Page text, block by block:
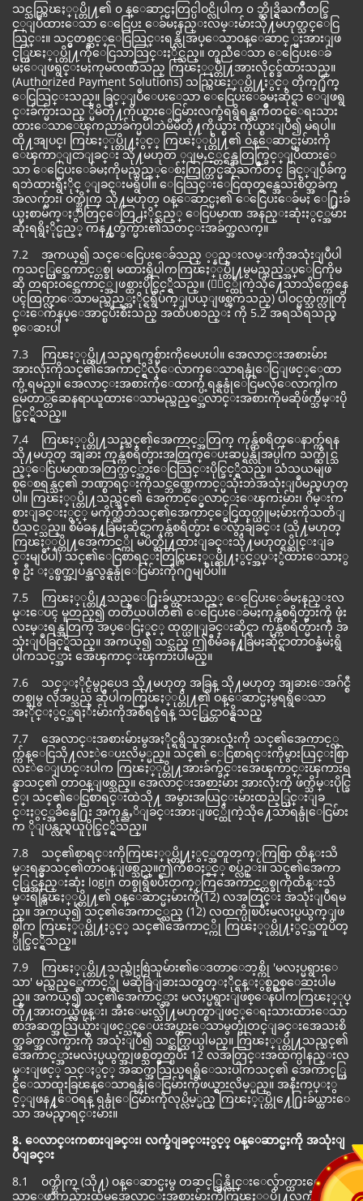
သင္သည္ကြၽႏ္ုပ္တို႔၏ ၀ န္ေဆာင္မႈတြင္ပါဝင္လိုပါက ၀ ဘ္ဆိုဒ္ရွိႀကိဳတင္ခြ
င့္ျပဳထားေသာ ေငြေပး ေခ်မႈနည္းလမ္းမ်ားသို႔မဟုတ္သင္ေငြ
သြင္း။ သင္မွတစ္ဆင့္ေငြသြင္းရန္လိုအပ္ေသာဝန္ေဆာင္ ္မႈအားျဖ
င့္ကြၽႏ္ုပ္တို႔ကိုေငြသာသြင္းႏိုင္သည္။ တူညီေသာ ေငြေပးေခ်
မႈေျဖရွင္းမႈကုမၸဏီသည္ ကြၽႏ္ုပ္တို႔အားလိုင္စင္ခ်ထားသည္။
(Authorized Payment Solutions) သည္ကြၽႏ္ုပ္တို႔ႏွင့္ တိုက္႐ိုက္
ေငြသြင္းသည္။ ခြင့္ျပဳေပးေသာ ေငြေပးေခ်မႈဆိုင္ရာ ေျဖရွ
င္းခ်က္မ်ားသည္ ္မိမိတို႔ကိုယ္စားေငြမ်ားလက္ခံရရွိရန္ႀကိဳတင္ေရးသား
ထားေသာေၾကညာခ်က္မပါဘဲမိမိတို႔ကိုယ္စား ကိုယ္စားျပဳ၍ မရပါ။
ထို႔အျပင္၊ ကြၽႏ္ုပ္တို႔ႏွင့္ ကြၽႏ္ုပ္တို႔၏ ဝန္ေဆာင္မႈမ်ားကို
ေၾကာ္ျငာျခင္း သို႔မဟုတ ္ျမႇင့္တင္ရန္အတြက္ခြင့္ျပဳထားေ
သာ ေငြေပးေခ်မႈကိုမည္သည့္ေစ်းကြက္တြင္မဆိုႀကိဳတင္ ခြင့္ျပဳခ်က္မ
ရဘဲထားရွိႏိုင္ ္ျခင္းမရွိပါ။ ေငြသြင္းေငြထုတ္ရန္အေသးစိတ္အခ်က္
အလက္မ်ား၊ ဝက္ဘ္ဆိုက္ သို႔မဟုတ္ ဝန္ေဆာင္မႈ၏ ေငြေပးေခ်မႈ ေ႐ြးခ်
ယ္မႈစာမ်က္ႏွာတြင္ေတြ႕ႏိုင္သည့္ ေငြပမာဏ အနည္းဆုံးႏွင့္အမ်ား
ဆုံးရရွိႏိုင္မည့္ ကန႔္သတ္ခ်က္မ်ား၏သတင္းအခ်က္အလက္။
7.2 အကယ္၍ သင္ေငြေပးေခ်သည္ ့္နည္းလမ္းကိုအသုံးျပဳပါ
ကသင့္တြင္အေကာင့္တစ္ခု မထားရွိပါကကြၽႏ္ုပ္တို႔မွမည္သည့္အပ္ေငြကိုမ
ဆို တရားဝင္အေကာင့္အျဖစ္ထားပိုင္ခြင့္ရွိသည္။ (ႏွင့္ထိုကဲ့သို႔ေသာသိုက္ကေနေ
ပၚထြက္လာေသာမည္သည့္အႏိုင္ရရွိပ်က္ျပယ္ျဖစ္ၾကသည္) ပါဝင္ပတ္သက္လူတို
င္းေက်နပ္ေအာင္ၿပီးစီးသည္ အထိပစၥည္း ကို 5.2 အရသိရသည္စ
စ္ေဆးပါ
7.3 ကြၽႏ္ုပ္တို႔သည္ခရက္ဒစ္မ်ားကိုမေပးပါ။ အေလာင္းအစားမ်ား
အားလုံးကိုသင္၏အေကာင့္ရွိလုံေလာက္ေသာရန္ပုံေငြျဖင့္ေထာ
က္ပံ့ရမည္။ အေလာင္းအစားကိုေထာက္ပံ့ရန္ရန္ပုံေငြမလုံေလာက္ပါက
မေတာ္တဆေနရာယူထားေသာမည္သည့္အေလာင္းအစားကိုမဆိုဖ်က္သိမ္းပို
င္ခြင့္ရွိသည္။
7.4 ကြၽႏ္ုပ္တို႔သည္သင္၏အေကာင့္အတြက္ ကုန္က်စရိတ္ေနာက္က်ရန
သို႔မဟုတ္ အျခား ကုန္က်စရိတ္မ်ားအတြက္ေပးဆပ္ရန္လိုအပ္ပါက သက္ဆိုင္သ
ည့္ေငြပမာဏအတြက္သင့္အားေငြသြင္းပိုင္ခြင့္ရွိသည္။ သံသယမျဖ
စ္ေစရန္သင္၏ ဘဏ္စာရင္းကိုသင္ဘဏ္အေကာင့္မသုံးဘဲအသုံးျပဳမည္မဟုတ္
ပါ။ ကြၽႏ္ုပ္တို႔သည္သင္၏ အေကာင့္မွေလာင္းေၾကးမ်ား၊ ဂိမ္းက
စားျခင္းႏွင့္ မကိုက္ညီဘဲသင္၏အေကာင့္မွေငြထုတ္ယူမႈမ်ားကိုသတိျ
ပဳသင့္သည္။ စီမံခန႔္ခြဲမႈဆိုင္ရာကုန္က်စရိတ္မ်ား ေလွ်ာ့ခ်ျခင္း (သို႔မဟုတ္
ကြၽႏ္ုပ္တို႔အေကာင့္ကို မပိတ္ဆို႔ထားျခင္းသို႔မဟုတ္ရပ္ဆိုင္းျခ
င္းမျပဳပါ) သင္၏ေငြစာရင္းတြင္ကြၽႏ္ုပ္တို႔ႏွင့္အပ္ႏွံထားေသာႏွ
စ္ ဦး ႏွစ္ဖက္အျပန္အလွန္ရန္ပုံေငြမ်ားကိုဂ႐ုမျပဳပါ။
7.5 ကြၽႏ္ုပ္တို႔သည္ေ႐ြးခ်ယ္ထားသည့္ ေငြေပးေခ်မႈနည္းလ
မ္းေပၚ မူတည္၍ တတိယပါတီ၏ ေငြေပးေခ်မႈကုန္က်စရိတ္မ်ားကို ဖုံး
လႊမ္းရန္အတြက္ အပ္ေငြႏွင့္ ထုတ္ယူျခင္းဆိုင္ရာ ကုန္က်စရိတ္မ်ားကို အ
သုံးျပဳခြင့္ရွိသည္။ အကယ္၍ သင္သည္ ဤစီမံခန႔္ခြဲမႈဆိုင္ရာတာဝန္ခံမႈရွိ
ပါကသင့္အား အေၾကာင္းၾကားပါမည္။
7.6 သင့္ႏိုင္ငံမွဥပေဒ သို႔မဟုတ္ အခြန္ သို႔မဟုတ္ အျခားေအဂ်င္စီ
တစ္ခုမွ လိုအပ္သည္ ဆိုပါကကြၽႏ္ုပ္တို႔၏ ဝန္ေဆာင္မႈမွရရွိေသာ
အႏိုင္ႏွင့္အရႈံးမ်ားကိုအစီရင္ခံရန္ သင့္တြင္တာဝန္ရွိသည္
7.7 အေလာင္းအစားမ်ားမွအႏိုင္ရရွိသူအားလုံးကို သင္၏အေကာင့္လ
က္က်န္ေငြသို႔လႊဲေပးလိမ့္မည္။ သင္၏ ေငြစာရင္းကိုမွားယြင္းစြာ
လႊဲေျပာင္းပါက ကြၽႏ္ုပ္တို႔အားခ်က္ခ်င္းအေၾကာင္းၾကားရ
န္မွာသင္၏ တာဝန္ျဖစ္သည္။ အေလာင္းအစားမ်ား အားလုံးကို ဖ်က္သိမ္းပိုင္ခြ
င့္၊ သင္၏ေငြစာရင္းထဲသို႔ အမွားအယြင္းမ်ားထည့္သြင္းျခ
င္းႏွင့္အခ်ိန္မေ႐ြး အကုန္ညႇိျခင္းအားျဖင့္ထိုကဲ့သို႔ေသာရန္ပုံေငြမ်ား
က ိုျပန္လည္ရယူပိုင္ခြင့္ရွိသည္။
7.8 သင္၏စာရင္းကိုကြၽႏ္ုပ္တို႔ႏွင့္အတူတက္ႂကြစြာ ထိန္းသိ
မ္းရန္မွာသင္၏တာဝန္ျဖစ္သည္။ဤကိစၥႏွင့္ စပ္လ်ဥ္း။ သင္၏အေကာ
င့္တြင္အနည္းဆုံး login တစ္ခုရွိၿပီးတက္ႂကြအေကာင့္တစ္ခုကိုထိန္းသိ
မ္းရန္ကြၽႏ္ုပ္တို႔၏ ဝန္ေဆာင္မႈမ်ားကို(12) လအတြင္း အသုံးျပဳရမ
ည္။ အကယ္၍ သင္၏အေကာင့္သည္ (12) လထက္ပိုၿပီးမလႈပ္မယွက္ျဖ
စ္ပါက ကြၽႏ္ုပ္တို႔ႏွင့္ သင္၏အေကာင့္ကို ကြၽႏ္ုပ္တို႔ႏွင့္အတူပိတ္
္ပိုင္ခြင့္ရွိသည္။
7.9 ကြၽႏ္ုပ္တို႔သည္သုံးစြဲသူမ်ား၏ေဒတာေဘ့စ္ကို 'မလႈပ္မရွားေ
သာ' မည္သည့္အေကာင့္ကို မဆိုခြဲျခားသတ္မွတ္ႏိုင္ရန္ႏွစ္စဥ္စစ္ေဆးပါမ
ည္။ အကယ္၍ သင္၏အေကာင့္အား မလႈပ္မရွားျဖစ္ေနပါကကြၽႏ္ုပ္
တို႔အားတယ္လီဖုန္း၊ အီးေမးလ္သို႔မဟုတ္စာျဖင့္ေရးသားထားေသာ
စာအဆက္အသြယ္မ်ားျဖင့္သင္ေပးအပ္ထားေသာမွတ္ပုံတင္ျခင္းအေသးစိ
တ္အခ်က္အလက္မ်ားကို အသုံးျပဳ၍ သင္ဆက္သြယ္ပါမည္။ ကြၽႏ္ုပ္တို႔သည္သင္၏
အေကာင့္အားမလႈပ္မယွက္အျဖစ္သတ္မွတ္ၿပီး 12 လအတြင္းအထက္ပါနည္းလ
မ္းျဖင့္ သင္ႏွင့္ အဆက္အသြယ္မရရွိေသးပါကသင္၏ အေကာင့္တြ
င္ရွိေသာထူးခြၽန္ေသာရန္ပုံေငြမ်ားကိုဖယ္ရွားလိမ့္မည္။ အနီးကပ္ႏွ
င့္ျဖန႔္ေဝရန္ ရန္ပုံေငြမ်ားကိုလုပ္လိမ့္မည္ ကြၽႏ္ုပ္တို႔ေ႐ြးခ်ယ္ထားေ
သာ အမည္စာရင္းမ်ား။
8. ေလာင္းကစားျခင္း၊ လက္ခံျခင္းႏွင့္ ဝန္ေဆာင္မႈကို အသုံးျ
ပဳျခင္း
8.1 ဝက္ဘ္ဆိုက္ (သို႔) ဝန္ေဆာင္မႈမွ တဆင့္အြန္လိုင္းေလွ်ာက္ထားေ
သာေဖာက္သည္မ်ားထံမွအေလာင္းအစားမ်ားကိုကြၽႏ္ုပ္တို႔လက္ခံမည္။